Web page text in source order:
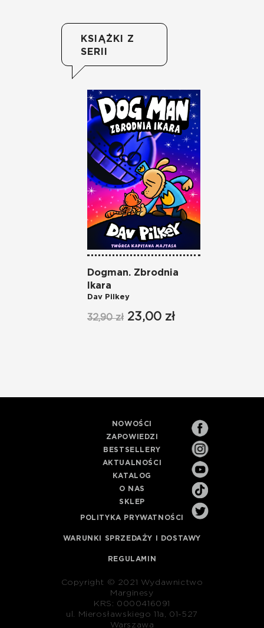
KSIĄŻKI Z
SERII
Dogman. Zbrodnia
Ikara
Dav Pilkey
32,90 zł 23,00 zł
NOWOŚCI
ZAPOWIEDZI
BESTSELLERY
AKTUALNOŚCI
KATALOG
O NAS
SKLEP
POLITYKA PRYWATNOŚCI
WARUNKI SPRZEDAŻY I DOSTAWY
REGULAMIN
Copyright © 2021 Wydawnictwo
Marginesy
KRS: 0000416091
ul. Mierosławskiego 11a, 01-527
Warszawa